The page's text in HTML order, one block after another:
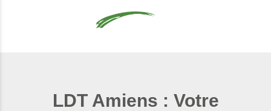
LDT Amiens : Votre